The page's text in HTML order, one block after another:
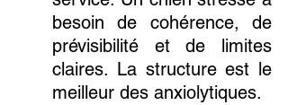
besoin de cohérence, de
prévisibilité et de limites
claires. La structure est le
meilleur des anxiolytiques.